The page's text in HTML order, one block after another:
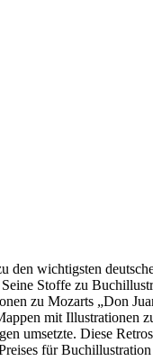
den wichtigsten
Stoffe zu
zu Mozarts „Don
mit Illustrationen
umsetzte. Diese
für